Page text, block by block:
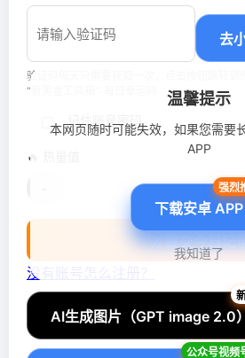
去
验证码每天只需要获取一次，点击按钮跳转到
“新黑盒工具箱”-每日幸运码
记住账号密码
🔥 热量值
🚀 提交今日记
没有账号怎么注册？
AI生成图片（GPT image 2.0
温馨提示
本网页随时可能失效，如果您需要
APP
下载安卓 APP
我知道了